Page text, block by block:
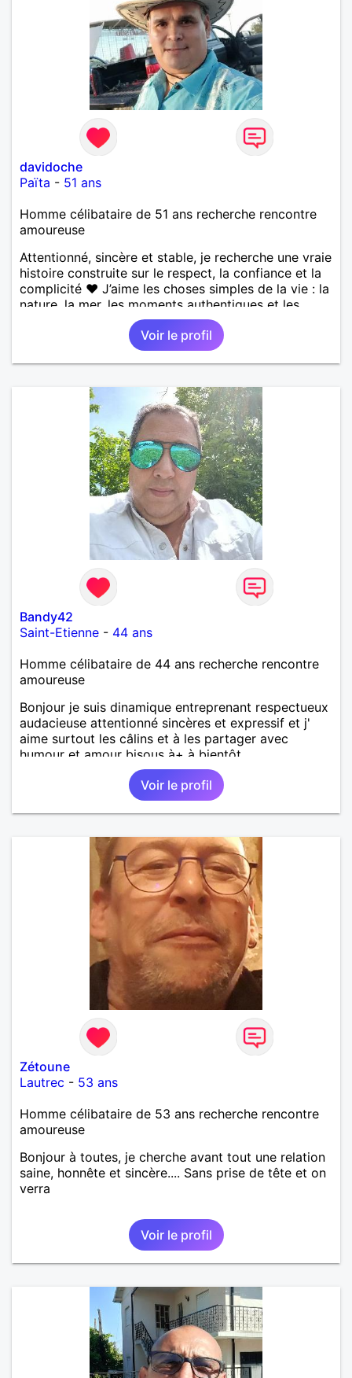
davidoche
Païta - 51 ans
Homme célibataire de 51 ans recherche rencontre
amoureuse
Attentionné, sincère et stable, je recherche une vraie
histoire construite sur le respect, la confiance et la
complicité ❤️ J’aime les choses simples de la vie : la
nature, la mer, les moments authentiques et les
personnes au grand cœur 🌊🌿 Très câlin et
affectueux, j’adore les petits moments de tendresse
et les calinous réguliers 😊❤️ La solitude finit parfois
par peser, alors si tu es en Nouvelle-Calédonie et
temps de discuter… et laissons l’avenir nous guider
Voir le profil
Bandy42
Saint-Etienne - 44 ans
Homme célibataire de 44 ans recherche rencontre
amoureuse
Bonjour je suis dinamique entreprenant respectueux
audacieuse attentionné sincères et expressif et j'
aime surtout les câlins et à les partager avec
humour et amour bisous à+ à bientôt
Voir le profil
Zétoune
Lautrec - 53 ans
Homme célibataire de 53 ans recherche rencontre
amoureuse
Bonjour à toutes, je cherche avant tout une relation
saine, honnête et sincère.... Sans prise de tête et on
verra
Voir le profil